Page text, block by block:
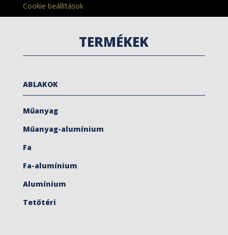
Cookie beállítások
TERMÉKEK
ABLAKOK
Műanyag
Műanyag-alumínium
Fa
Fa-alumínium
Alumínium
Tetőtéri